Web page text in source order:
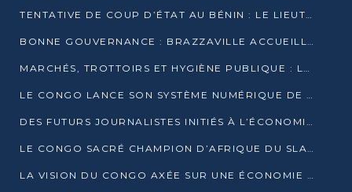
TENTATIVE DE COUP D’ÉTAT AU BÉNIN : LE LIEUTENANT-COLONEL TIGRI S’AUTOPROCLAME CHEF D’UN COMITÉ MILITAIRE
BONNE GOUVERNANCE : BRAZZAVILLE ACCUEILLE LES PREMIÈRES JOURNÉES CONGOLAISES DE L’ÉVALUATION
MARCHÉS, TROTTOIRS ET HYGIÈNE PUBLIQUE : LE GOUVERNEMENT DURCIT LE TON
LE CONGO LANCE SON SYSTÈME NUMÉRIQUE DE VÉRIFICATION DU BOIS
DES FUTURS JOURNALISTES INITIÉS À L’ÉCONOMIE BLEUE DURABLE
LE CONGO SACRÉ CHAMPION D’AFRIQUE DU SLAM 2025
LA VISION DU CONGO AXÉE SUR UNE ÉCONOMIE BAS CARBONE AU RENDEZ-VOUS DE MONACO 2025